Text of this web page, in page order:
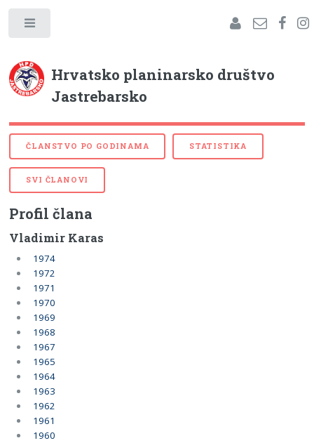
Hrvatsko planinarsko društvo
Jastrebarsko
ČLANSTVO PO GODINAMA STATISTIKA
SVI ČLANOVI
Profil člana
Vladimir Karas
1974
1972
1971
1970
1969
1968
1967
1965
1964
1963
1962
1961
1960